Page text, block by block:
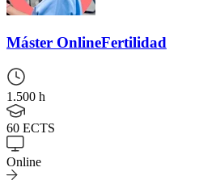
Máster OnlineFertilidad
1.500 h
60 ECTS
Online